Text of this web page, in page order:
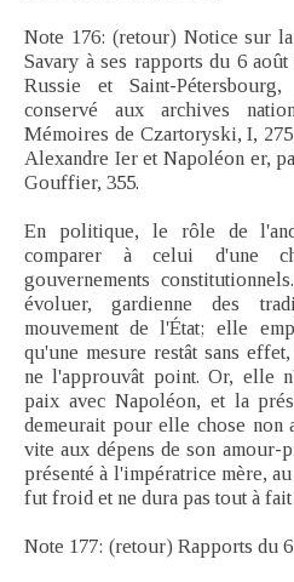
Note 176: (retour) Notice sur
Savary à ses rapports du 6
Russie et Saint-
conservé aux archives
Mémoires de Czartoryski, I,
Alexandre Ier et Napoléon er,
Gouffier, 355.
En politique, le rôle de
comparer à celui d'une
gouvernements
évoluer, gardienne des
mouvement de l'État; elle
qu'une mesure restât sans
ne l'approuvât point. Or, elle
paix avec Napoléon, et la
demeurait pour elle chose non
vite aux dépens de son
présenté à l'impératrice mère,
fut froid et ne dura pas tout à
Note 177: (retour) Rapports du 6